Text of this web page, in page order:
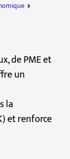
de PME et
un
la
et renforce